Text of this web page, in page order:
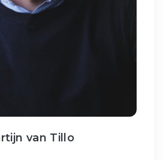
van Tillo